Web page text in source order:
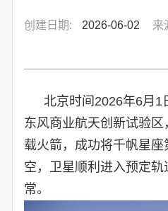
创建日期: 2026-06-02 来
北京时间2026年6月1
东风商业航天创新试验
载火箭，成功将千帆星
空，卫星顺利进入预定
常。